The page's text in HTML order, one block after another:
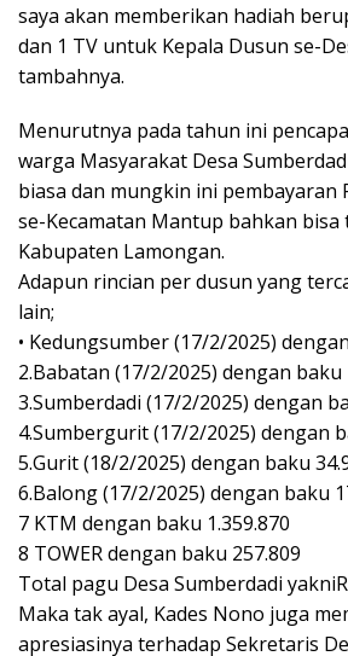
saya akan memberikan hadiah
dan 1 TV untuk Kepala Dusun se-
tambahnya.
Menurutnya pada tahun ini
warga Masyarakat Desa
biasa dan mungkin ini pembayaran
se-Kecamatan Mantup bahkan bisa
Kabupaten Lamongan.
Adapun rincian per dusun yang
lain;
• Kedungsumber (17/2/2025)
2.Babatan (17/2/2025) dengan baku
3.Sumberdadi (17/2/2025) dengan
4.Sumbergurit (17/2/2025) dengan
5.Gurit (18/2/2025) dengan baku
6.Balong (17/2/2025) dengan baku
7 KTM dengan baku 1.359.870
8 TOWER dengan baku 257.809
Total pagu Desa Sumberdadi
Maka tak ayal, Kades Nono juga
apresiasinya terhadap Sekretaris